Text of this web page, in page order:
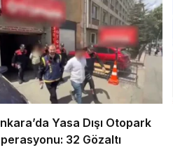
Yasa Dışı Otopark
32 Gözaltı